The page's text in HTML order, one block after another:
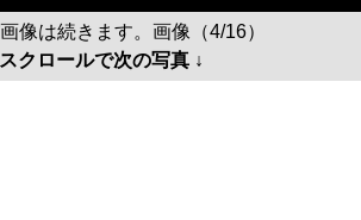
像は続きます。画像（4/16）
クロールで次の写真 ↓